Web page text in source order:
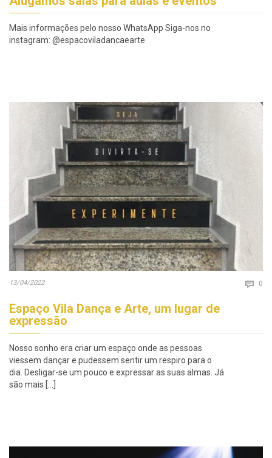
Mais informações pelo nosso WhatsApp Siga-nos no
instagram: @espacoviladancaearte
13/04/2022  0
Espaço Vila Dança e Arte, um lugar de
expressão
Nosso sonho era criar um espaço onde as pessoas
viessem dançar e pudessem sentir um respiro para o
dia. Desligar-se um pouco e expressar as suas almas. Já
são mais […]